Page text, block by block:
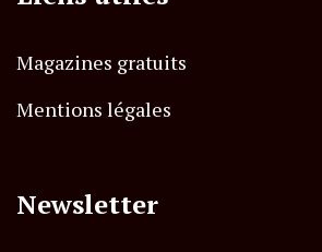
Magazines gratuits
Mentions légales
Newsletter